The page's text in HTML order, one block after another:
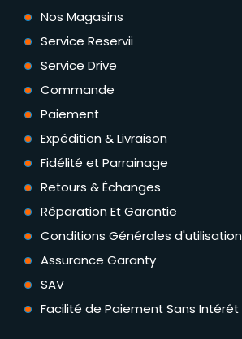
Nos Magasins
Service Reservii
Service Drive
Commande
Paiement
Expédition & Livraison
Fidélité et Parrainage
Retours & Échanges
Réparation Et Garantie
Conditions Générales d'utilisation
Assurance Garanty
SAV
Facilité de Paiement Sans Intérêt